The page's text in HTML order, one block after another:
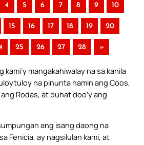
4 5 6 7 8 9 10
15 16 17 18 19 20
25 26 27 28 »
mangakahiwalay na sa kanila
na pinunta namin ang Coos,
Rodas, at buhat doo’y ang
ang isang daong na
Fenicia, ay nagsilulan kami, at